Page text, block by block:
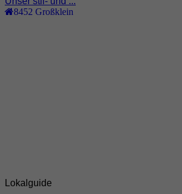
8452 Großklein
Lokalguide